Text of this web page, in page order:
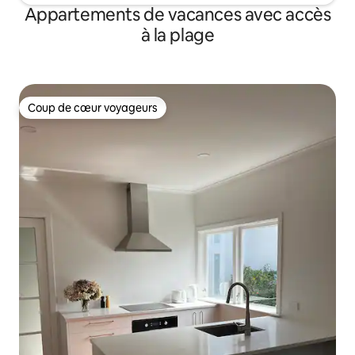
Appartements de vacances avec accès
à la plage
Coup de cœur voyageurs
Coup de cœur voyageurs